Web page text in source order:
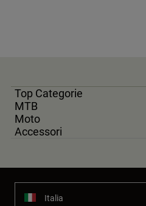
Top Categorie
MTB
Moto
Accessori
Italia